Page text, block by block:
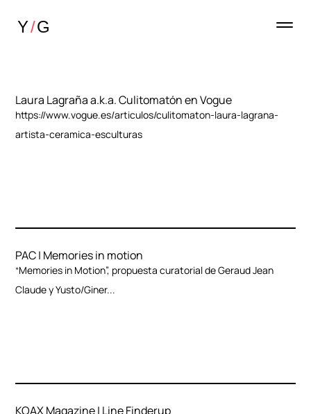
Laura Lagraña a.k.a. Culitomatón en Vogue
https://www.vogue.es/articulos/culitomaton-laura-lagrana-
artista-ceramica-esculturas
PAC | Memories in motion
“Memories in Motion”, propuesta curatorial de Geraud Jean
Claude y Yusto/Giner...
KOAX Magazine | Line Finderup